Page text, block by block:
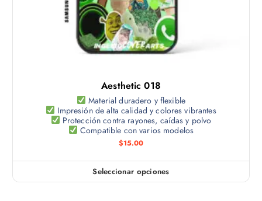
d
e
p
r
d
c
t
o
o
n
e
s
p
u
e
d
e
n
e
l
n
e
m
ú
i
p
l
e
s
r
Aesthetic 018
Material duradero y flexible
Impresión de alta calidad y colores vibrantes
Protección contra rayones, caídas y polvo
Compatible con varios modelos
$15.00
Seleccionar opciones
E